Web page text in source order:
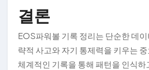
결론
EOS파워볼 기록 정리는 단순한 데
략적 사고와 자기 통제력을 키우는
체계적인 기록을 통해 패턴을 인식